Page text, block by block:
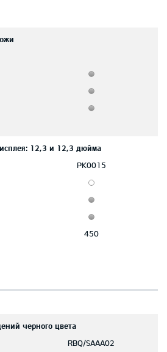
12,3 и 12,3 дюйма
PK0015
450
черного цвета
RBQ/SAAA02